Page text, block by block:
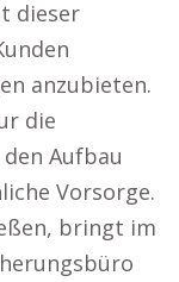
dieser
anzubieten.
die
Aufbau
Vorsorge.
bringt im